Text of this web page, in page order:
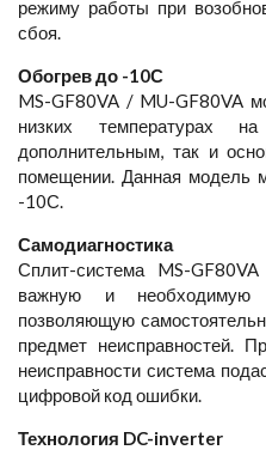
режиму работы при
сбоя.
Обогрев до -10С
MS-GF80VA / MU-GF80VA
низких температурах
дополнительным, так и
помещении. Данная модель
-10С.
Самодиагностика
Сплит-система MS-
важную и необходимую
позволяющую
предмет неисправностей.
неисправности система
цифровой код ошибки.
Технология DC-inverter